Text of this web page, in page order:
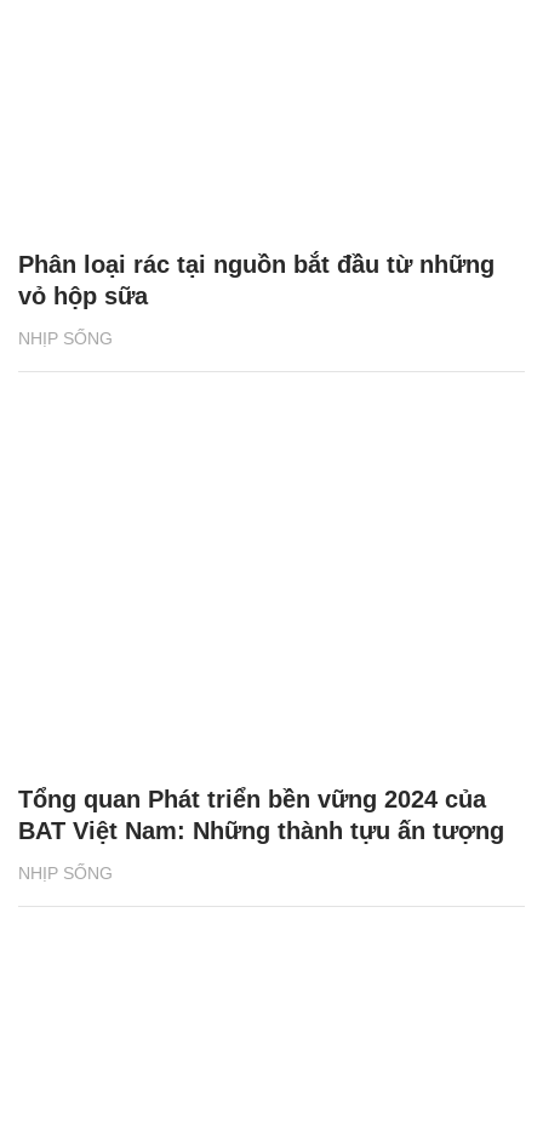
NHỊP SỐNG
Phân loại rác tại nguồn bắt đầu từ những
vỏ hộp sữa
NHỊP SỐNG
Tổng quan Phát triển bền vững 2024 của
BAT Việt Nam: Những thành tựu ấn tượng